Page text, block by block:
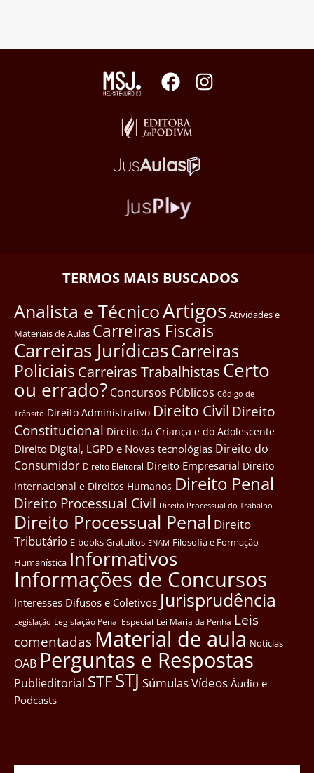
TERMOS MAIS BUSCADOS
Analista e TécnicoArtigos Atividades e
Materiais de Aulas Carreiras Fiscais
Carreiras JurídicasCarreiras
Policiais Carreiras Trabalhistas Certo
ou errado? Concursos Públicos Côdigo de
Trânsito Direito Administrativo Direito Civil Direito
Constitucional Direito da Criança e do Adolescente
Direito Digital, LGPD e Novas tecnológias Direito do
Consumidor Direito Eleitoral Direito Empresarial Direito
Internacional e Direitos Humanos Direito Penal
Direito Processual Civil Direito Processual do Trabalho
Direito Processual Penal Direito
Tributário E-books Gratuitos ENAM Filosofia e Formação
Humanística Informativos
Informações de Concursos
Interesses Difusos e Coletivos Jurisprudência
Legislação Legislação Penal Especial Lei Maria da Penha Leis
comentadas Material de aula Notícias
OAB Perguntas e Respostas
Publieditorial STFSTJ SúmulasVídeos Áudio e
Podcasts